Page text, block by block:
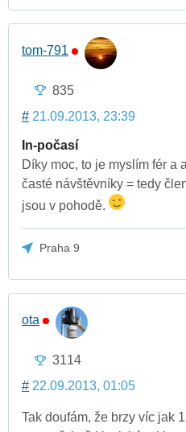
tom-791
835
# 21.09.2013, 23:39
In-počasí
Díky moc, to je myslím fér a
časté návštěvníky = tedy
jsou v pohodě.
Praha 9
ota
3114
# 22.09.2013, 01:05
Tak doufám, že brzy víc jak